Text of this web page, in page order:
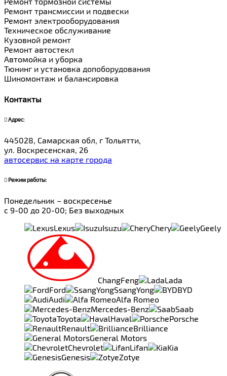
Ремонт трансмиссии и подвески
Ремонт электрооборудования
Техническое обслуживание
Кузовной ремонт
Ремонт автостекл
Автомойка и уборка
Тюнинг и установка допоборудования
Шиномонтаж и балансировка
Контакты
Адрес:
445028, Самарская обл, г Тольятти,
ул. Воскресенская, 26
автосервис на карте города
Режим работы:
Понедельник – воскресенье
с 9-00 до 20-00; Без выходных
Lexus
Isuzu Chery Geely
ChangFeng
Lada
Ford
SsangYong
BYD
Audi
Alfa Romeo
Mercedes-Benz
Saab
Toyota
Haval
Porsche
Renault
Brilliance
General Motors
Chevrolet
Lifan
Kia
Genesis
Zotye